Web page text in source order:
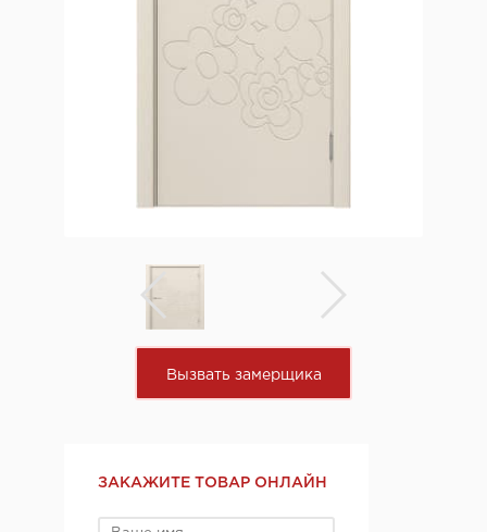
Вызвать замерщика
ЗАКАЖИТЕ ТОВАР ОНЛАЙН